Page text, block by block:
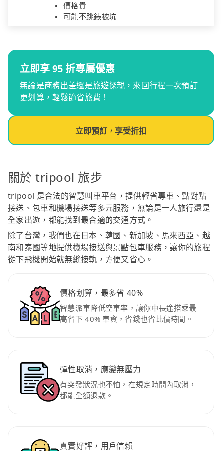
價格貴
可能不跳錶被坑
立即享 95 折專屬優惠
無論是商務出差還是旅遊探親，來回行程一次預訂
更划算，輕鬆節省旅費！
立即預訂，享受折扣
關於 tripool 旅步
tripool 是合法的智慧叫車平台，提供輕省專車、點對點
接送、包車和機場接送等多元服務，無論是一人旅行還是
全家出遊，都能找到最合適的交通方式。
除了台灣，我們也在日本、韓國、新加坡、馬來西亞、越
南和泰國等地提供機場接送與景點包車服務，讓你的旅程
從下飛機開始就無縫接軌，方便又省心。
價格划算，最多省 40%
智慧派車降低空車率，讓你中長途搭乘最
高省下 40% 車資，省錢也省比價時間。
彈性取消，應變無壓力
有突發狀況也不怕，在規定時間內取消，
都能全額退款。
真實好評，用戶信賴